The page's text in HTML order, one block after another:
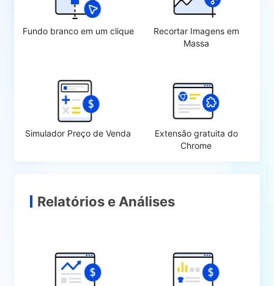
Fundo branco em um clique
Recortar Imagens em
Massa
Simulador Preço de Venda
Extensão gratuita do
Chrome
Relatórios e Análises